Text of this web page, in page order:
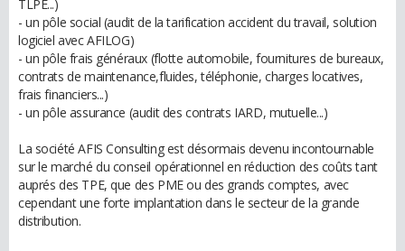
TLPE...)
- un pôle social (audit de la tarification accident du travail, solution
logiciel avec AFILOG)
- un pôle frais généraux (flotte automobile, fournitures de bureaux,
contrats de maintenance,fluides, téléphonie, charges locatives,
frais financiers...)
- un pôle assurance (audit des contrats IARD, mutuelle...)
La société AFIS Consulting est désormais devenu incontournable
sur le marché du conseil opérationnel en réduction des coûts tant
auprés des TPE, que des PME ou des grands comptes, avec
cependant une forte implantation dans le secteur de la grande
distribution.